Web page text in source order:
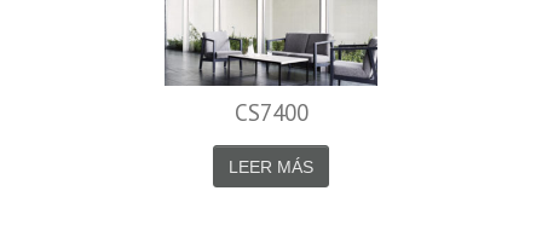
CS7400
LEER MÁS